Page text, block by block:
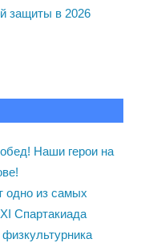
защиты в 2026
Наши герои на
одно из самых
Спартакиада